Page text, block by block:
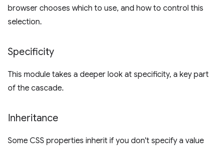
browser chooses which to use, and how to control this
selection.
Specificity
This module takes a deeper look at specificity, a key part
of the cascade.
Inheritance
Some CSS properties inherit if you don't specify a value